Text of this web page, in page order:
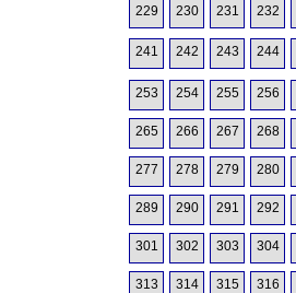
229 230 231 232
241 242 243 244
253 254 255 256
265 266 267 268
277 278 279 280
289 290 291 292
301 302 303 304
313 314 315 316